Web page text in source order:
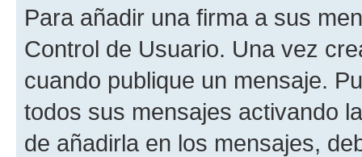
Para añadir una firma a sus
Control de Usuario. Una vez
cuando publique un mensaje.
todos sus mensajes activando
de añadirla en los mensajes,